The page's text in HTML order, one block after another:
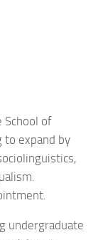
School of
to expand by
undergraduate